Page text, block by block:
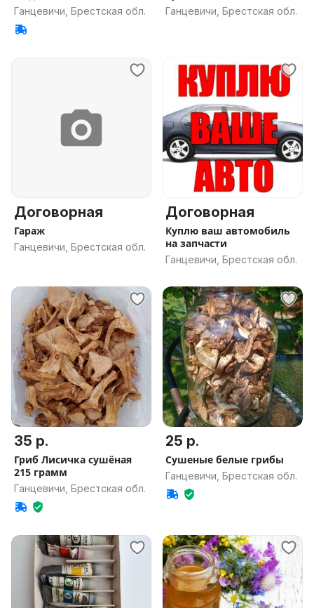
Ганцевичи, Брестская обл. Ганцевичи, Брестская обл.
Договорная
Гараж
Ганцевичи, Брестская обл.
Договорная
Куплю ваш автомобиль
на запчасти
Ганцевичи, Брестская обл.
35 р.
Гриб Лисичка сушёная
215 грамм
Ганцевичи, Брестская обл.
25 р.
Сушеные белые грибы
Ганцевичи, Брестская обл.